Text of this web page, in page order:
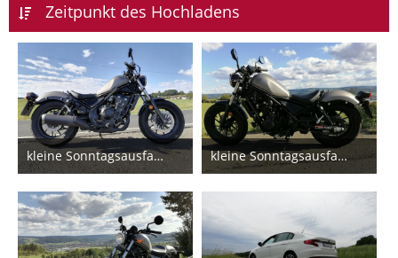
Zeitpunkt des Hochladens
kleine Sonntagsausfahrt 2
23. August 2020
14
kleine Sonntagsausfahrt 1
23. August 2020